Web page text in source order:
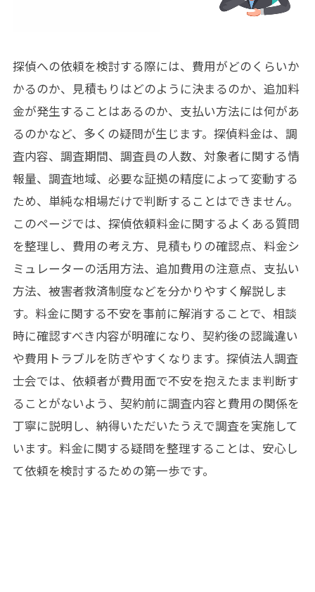
探偵への依頼を検討する際には、費用がどのくらいか
かるのか、見積もりはどのように決まるのか、追加料
金が発生することはあるのか、支払い方法には何があ
るのかなど、多くの疑問が生じます。探偵料金は、調
査内容、調査期間、調査員の人数、対象者に関する情
報量、調査地域、必要な証拠の精度によって変動する
ため、単純な相場だけで判断することはできません。
このページでは、探偵依頼料金に関するよくある質問
を整理し、費用の考え方、見積もりの確認点、料金シ
ミュレーターの活用方法、追加費用の注意点、支払い
方法、被害者救済制度などを分かりやすく解説しま
す。料金に関する不安を事前に解消することで、相談
時に確認すべき内容が明確になり、契約後の認識違い
や費用トラブルを防ぎやすくなります。探偵法人調査
士会では、依頼者が費用面で不安を抱えたまま判断す
ることがないよう、契約前に調査内容と費用の関係を
丁寧に説明し、納得いただいたうえで調査を実施して
います。料金に関する疑問を整理することは、安心し
て依頼を検討するための第一歩です。